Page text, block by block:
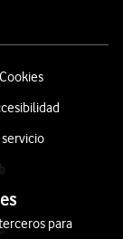
para